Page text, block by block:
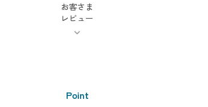
お客さま
レビュー
Point